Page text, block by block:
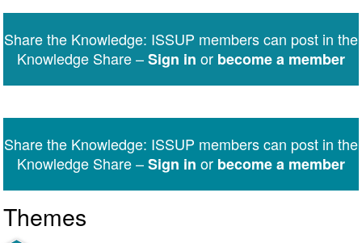
Messenger
Share the Knowledge: ISSUP members can post in the
Knowledge Share –Sign in or become a member
Share the Knowledge: ISSUP members can post in the
Knowledge Share –Sign in or become a member
Themes